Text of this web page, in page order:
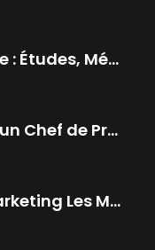
Marketing de Luxe : Études, Métiers
Combien Gagne un Chef de Projet
Les Métiers du Marketing Les Mieux